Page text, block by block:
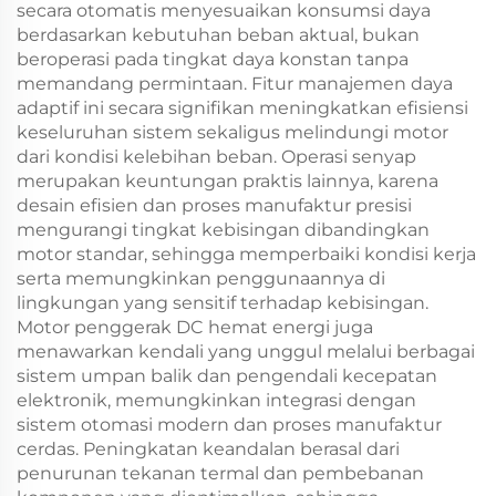
secara otomatis menyesuaikan konsumsi daya
berdasarkan kebutuhan beban aktual, bukan
beroperasi pada tingkat daya konstan tanpa
memandang permintaan. Fitur manajemen daya
adaptif ini secara signifikan meningkatkan efisiensi
keseluruhan sistem sekaligus melindungi motor
dari kondisi kelebihan beban. Operasi senyap
merupakan keuntungan praktis lainnya, karena
desain efisien dan proses manufaktur presisi
mengurangi tingkat kebisingan dibandingkan
motor standar, sehingga memperbaiki kondisi kerja
serta memungkinkan penggunaannya di
lingkungan yang sensitif terhadap kebisingan.
Motor penggerak DC hemat energi juga
menawarkan kendali yang unggul melalui berbagai
sistem umpan balik dan pengendali kecepatan
elektronik, memungkinkan integrasi dengan
sistem otomasi modern dan proses manufaktur
cerdas. Peningkatan keandalan berasal dari
penurunan tekanan termal dan pembebanan